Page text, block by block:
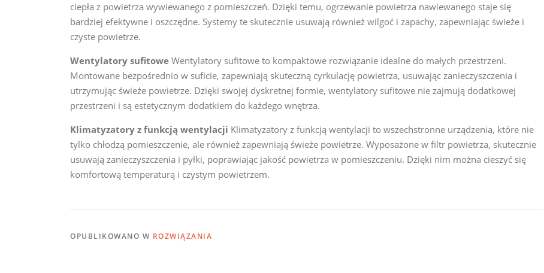
ciepła z powietrza wywiewanego z pomieszczeń. Dzięki temu, ogrzewanie powietrza nawiewanego staje się
bardziej efektywne i oszczędne. Systemy te skutecznie usuwają również wilgoć i zapachy, zapewniając świeże i
czyste powietrze.
Wentylatory sufitowe Wentylatory sufitowe to kompaktowe rozwiązanie idealne do małych przestrzeni.
Montowane bezpośrednio w suficie, zapewniają skuteczną cyrkulację powietrza, usuwając zanieczyszczenia i
utrzymując świeże powietrze. Dzięki swojej dyskretnej formie, wentylatory sufitowe nie zajmują dodatkowej
przestrzeni i są estetycznym dodatkiem do każdego wnętrza.
Klimatyzatory z funkcją wentylacji Klimatyzatory z funkcją wentylacji to wszechstronne urządzenia, które nie
tylko chłodzą pomieszczenie, ale również zapewniają świeże powietrze. Wyposażone w filtr powietrza, skutecznie
usuwają zanieczyszczenia i pyłki, poprawiając jakość powietrza w pomieszczeniu. Dzięki nim można cieszyć się
komfortową temperaturą i czystym powietrzem.
OPUBLIKOWANO W ROZWIĄZANIA